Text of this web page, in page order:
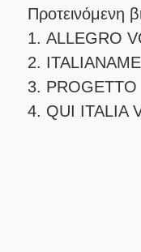
Προτεινόμενη
1. ALLEGRO
2.
3.
4. QUI ITALIA